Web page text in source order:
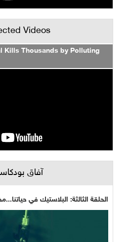
Videos
Kills Thousands by Polluting
آفاق
الحلقة الثالثة: البلاستيك في